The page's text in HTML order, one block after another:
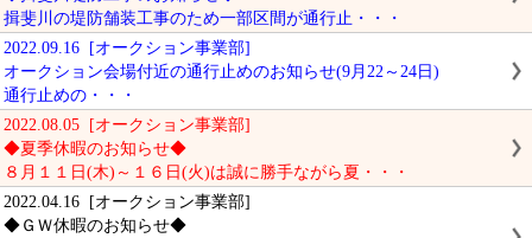
揖斐川の堤防舗装工事のため一部区間が通行止・・・
2022.09.16 [オークション事業部]
オークション会場付近の通行止めのお知らせ(9月22～24日)
通行止めの・・・
2022.08.05 [オークション事業部]
◆夏季休暇のお知らせ◆
８月１１日(木)～１６日(火)は誠に勝手ながら夏・・・
2022.04.16 [オークション事業部]
◆ＧＷ休暇のお知らせ◆